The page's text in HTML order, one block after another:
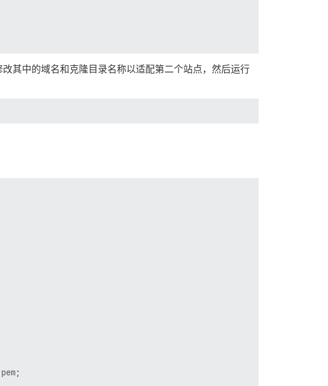
其中的域名和克隆目录名称以适配第二个站点，然后运行